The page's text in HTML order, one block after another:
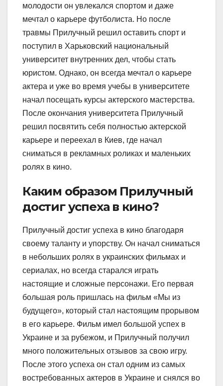
молодости он увлекался спортом и даже
мечтал о карьере футболиста. Но после
травмы Прилучный решил оставить спорт и
поступил в Харьковский национальный
университет внутренних дел, чтобы стать
юристом. Однако, он всегда мечтал о карьере
актера и уже во время учебы в университете
начал посещать курсы актерского мастерства.
После окончания университета Прилучный
решил посвятить себя полностью актерской
карьере и переехал в Киев, где начал
сниматься в рекламных роликах и маленьких
ролях в кино.
Каким образом Прилучный
достиг успеха в кино?
Прилучный достиг успеха в кино благодаря
своему таланту и упорству. Он начал сниматься
в небольших ролях в украинских фильмах и
сериалах, но всегда старался играть
настоящие и сложные персонажи. Его первая
большая роль пришлась на фильм «Мы из
будущего», который стал настоящим прорывом
в его карьере. Фильм имел большой успех в
Украине и за рубежом, и Прилучный получил
много положительных отзывов за свою игру.
После этого успеха он стал одним из самых
востребованных актеров в Украине и снялся во